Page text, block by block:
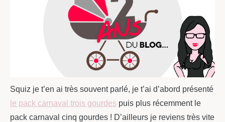
Squiz je t’en ai très souvent parlé, je t’ai d’abord présenté
le pack carnaval trois gourdes puis plus récemment le
pack carnaval cinq gourdes ! D’ailleurs je reviens très vite